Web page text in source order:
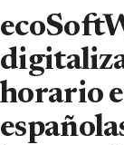
horario